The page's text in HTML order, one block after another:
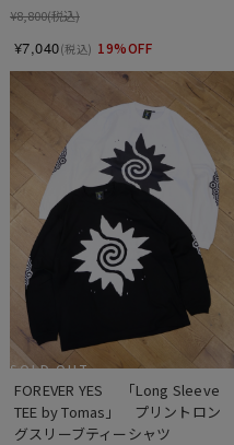
¥8,800(税込)
¥7,040(税込) 19%OFF
SOLD OUT
FOREVER YES 　「Long Sleeve
TEE by Tomas」　プリントロン
グスリーブティーシャツ